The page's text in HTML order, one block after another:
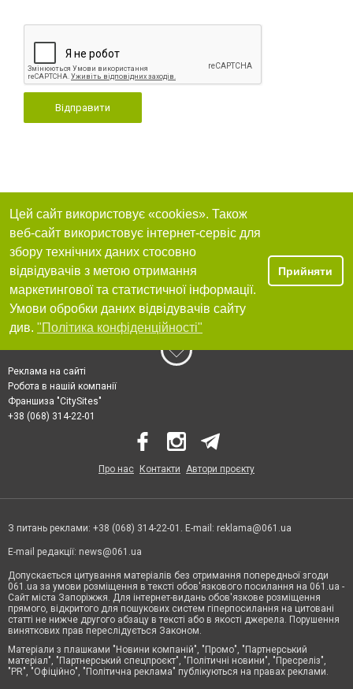
Відправити
Цей сайт використовує «cookies». Також
веб-сайт використовує інтернет-сервіс для
збору технічних даних стосовно
відвідувачів з метою отримання
маркетингової та статистичної інформації.
Умови обробки даних відвідувачів сайту
див. "Політика конфіденційності"
Прийняти
Реклама на сайті
Робота в нашій компанії
Франшиза "CitySites"
+38 (068) 314-22-01
Про нас Контакти Автори проєкту
З питань реклами: +38 (068) 314-22-01. E-mail: reklama@061.ua
E-mail редакції: news@061.ua
Допускається цитування матеріалів без отримання попередньої згоди
061.ua за умови розміщення в тексті обов'язкового посилання на 061.ua -
Сайт міста Запоріжжя. Для інтернет-видань обов'язкове розміщення
прямого, відкритого для пошукових систем гіперпосилання на цитовані
статті не нижче другого абзацу в тексті або в якості джерела. Порушення
виняткових прав переслідується Законом.
Матеріали з плашками "Новини компаній", "Промо", "Партнерський
матеріал", "Партнерський спецпроєкт", "Політичні новини", "Пресреліз",
"PR", "Офіційно", "Політична реклама" публікуються на правах реклами.